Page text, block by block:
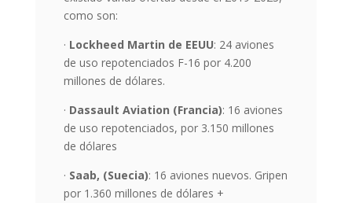
como son:
· Lockheed Martin de EEUU: 24 aviones
de uso repotenciados F-16 por 4.200
millones de dólares.
· Dassault Aviation (Francia): 16 aviones
de uso repotenciados, por 3.150 millones
de dólares
· Saab, (Suecia): 16 aviones nuevos. Gripen
por 1.360 millones de dólares +